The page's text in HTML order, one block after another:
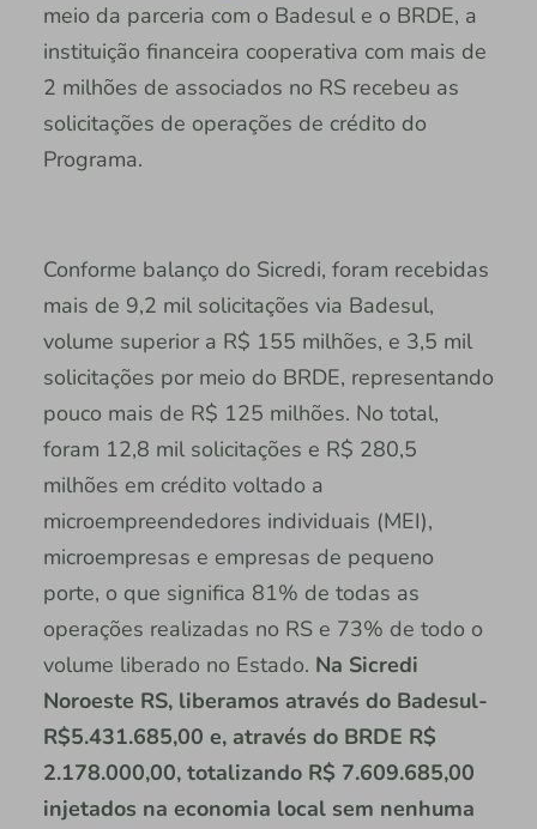
meio da parceria com o Badesul e o BRDE, a
instituição financeira cooperativa com mais de
2 milhões de associados no RS recebeu as
solicitações de operações de crédito do
Programa.
Conforme balanço do Sicredi, foram recebidas
mais de 9,2 mil solicitações via Badesul,
volume superior a R$ 155 milhões, e 3,5 mil
solicitações por meio do BRDE, representando
pouco mais de R$ 125 milhões. No total,
foram 12,8 mil solicitações e R$ 280,5
milhões em crédito voltado a
microempreendedores individuais (MEI),
microempresas e empresas de pequeno
porte, o que significa 81% de todas as
operações realizadas no RS e 73% de todo o
volume liberado no Estado. Na Sicredi
Noroeste RS, liberamos através do Badesul-
R$5.431.685,00 e, através do BRDE R$
2.178.000,00, totalizando R$ 7.609.685,00
injetados na economia local sem nenhuma